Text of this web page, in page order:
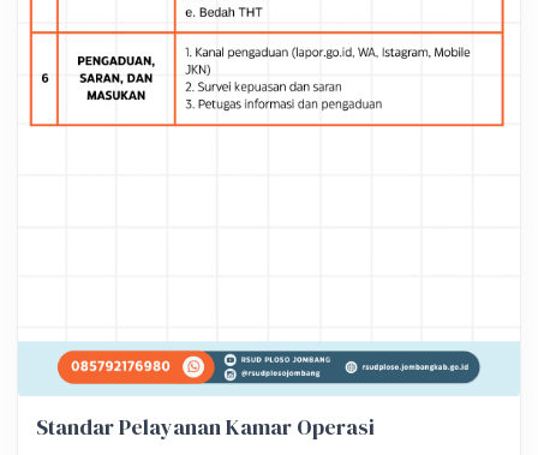
Standar Pelayanan Kamar Operasi